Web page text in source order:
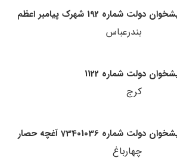
دولت شماره 192 شهرک پیامبر اعظم
بندرعباس
دولت شماره 1122
کرج
دولت شماره 73401036 آغچه حصار
چهارباغ